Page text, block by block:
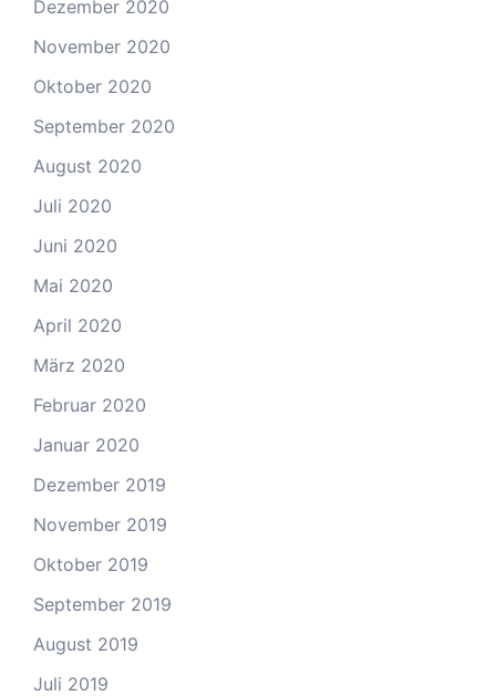
Dezember 2020
November 2020
Oktober 2020
September 2020
August 2020
Juli 2020
Juni 2020
Mai 2020
April 2020
März 2020
Februar 2020
Januar 2020
Dezember 2019
November 2019
Oktober 2019
September 2019
August 2019
Juli 2019